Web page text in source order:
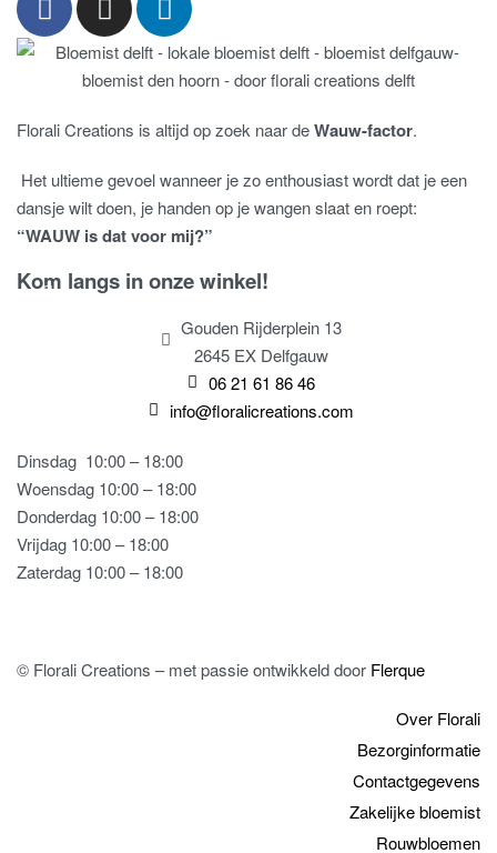
Florali Creations is altijd op zoek naar deWauw-factor.
Het ultieme gevoel wanneer je zo enthousiast wordt dat je een
dansje wilt doen, je handen op je wangen slaat en roept:
“WAUW is dat voor mij?”
Kom langs in onze winkel!
Gouden Rijderplein 13
2645 EX Delfgauw
06 21 61 86 46
info@floralicreations.com
Dinsdag 10:00 – 18:00
Woensdag 10:00 – 18:00
Donderdag 10:00 – 18:00
Vrijdag 10:00 – 18:00
Zaterdag 10:00 – 18:00
© Florali Creations – met passie ontwikkeld door Flerque
Over Florali
Bezorginformatie
Contactgegevens
Zakelijke bloemist
Rouwbloemen